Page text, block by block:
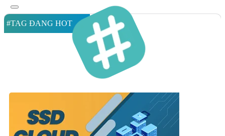
#TAG ĐANG HOT